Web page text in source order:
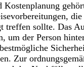
Kostenplanung
die
treffen sollte. Das
um der Person
Zur